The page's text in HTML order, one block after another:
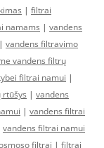
| filtrai
namams | vandens
| vandens filtravimo
vandens filtrų
filtrai namui |
rtūšys | vandens
| vandens filtrai
vandens filtrai namui
filtrai | filtrai